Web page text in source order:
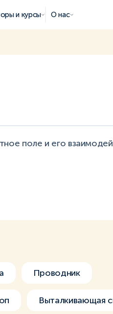
и курсы О нас
поле и его
Проводник
Выталкивающая